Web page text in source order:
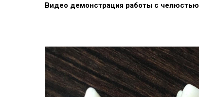
Видео демонстрация работы с челюстью